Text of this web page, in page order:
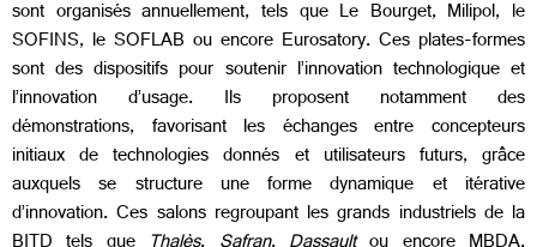
sont organisés annuellement, tels que Le Bourget, Milipol, le
SOFINS, le SOFLAB ou encore Eurosatory. Ces plates-formes
sont des dispositifs pour soutenir l’innovation technologique et
l’innovation d’usage. Ils proposent notamment des
démonstrations, favorisant les échanges entre concepteurs
initiaux de technologies donnés et utilisateurs futurs, grâce
auxquels se structure une forme dynamique et itérative
d’innovation. Ces salons regroupant les grands industriels de la